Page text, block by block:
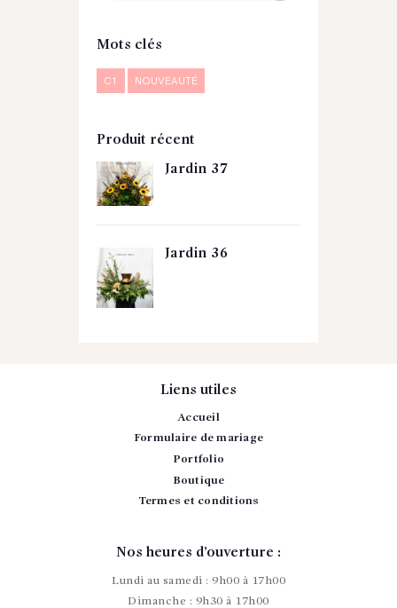
Mots clés
C1 NOUVEAUTÉ
Produit récent
Jardin 37
Jardin 36
Liens utiles
Accueil
Formulaire de mariage
Portfolio
Boutique
Termes et conditions
Nos heures d’ouverture :
Lundi au samedi : 9h00 à 17h00
Dimanche : 9h30 à 17h00